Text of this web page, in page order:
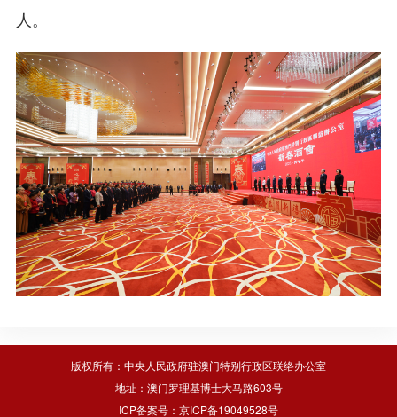
人。
版权所有：中央人民政府驻澳门特别行政区联络办公室
地址：澳门罗理基博士大马路603号
ICP备案号：京ICP备19049528号